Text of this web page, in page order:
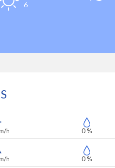
6
h 0 %
h 0 %